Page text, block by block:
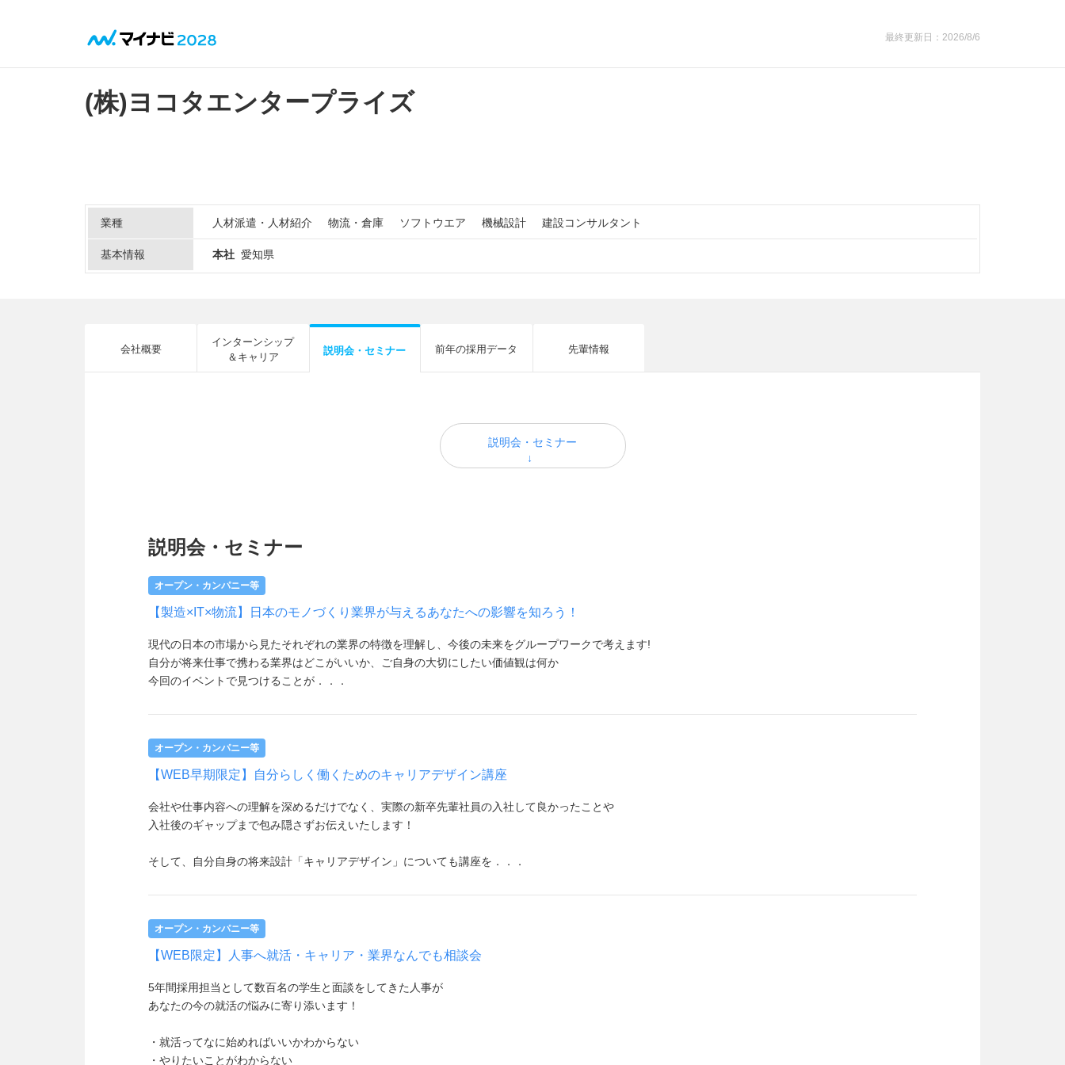
最終更新日：2026/8/6
(株)ヨコタエンタープライズ
業種 人材派遣・人材紹介 物流・倉庫 ソフトウエア 機械設計 建設コンサルタント
基本情報 本社 愛知県
会社概要
インターンシップ
＆キャリア
説明会・セミナー 前年の採用データ 先輩情報
説明会・セミナー
説明会・セミナー
オープン・カンパニー等
【製造×IT×物流】日本のモノづくり業界が与えるあなたへの影響を知ろう！
現代の日本の市場から見たそれぞれの業界の特徴を理解し、今後の未来をグループワークで考えます!
自分が将来仕事で携わる業界はどこがいいか、ご自身の大切にしたい価値観は何か
今回のイベントで見つけることが．．．
オープン・カンパニー等
【WEB早期限定】自分らしく働くためのキャリアデザイン講座
会社や仕事内容への理解を深めるだけでなく、実際の新卒先輩社員の入社して良かったことや
入社後のギャップまで包み隠さずお伝えいたします！
そして、自分自身の将来設計「キャリアデザイン」についても講座を．．．
オープン・カンパニー等
【WEB限定】人事へ就活・キャリア・業界なんでも相談会
5年間採用担当として数百名の学生と面談をしてきた人事が
あなたの今の就活の悩みに寄り添います！
・就活ってなに始めればいいかわからない
・やりたいことがわからない